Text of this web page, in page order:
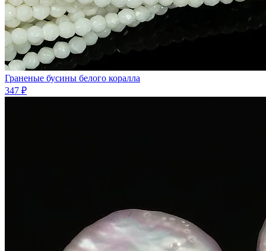
Граненые бусины белого коралла
347 ₽